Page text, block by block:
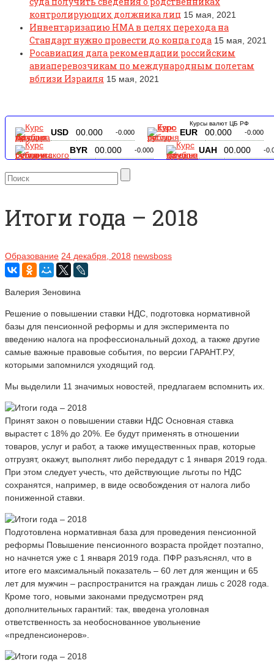
контролирующих должника лиц 15 мая, 2021
Инвентаризацию НМА в целях перехода на
Стандарт нужно провести до конца года 15 мая, 2021
Росавиация дала рекомендации российским
авиаперевозчикам по международным полетам
вблизи Израиля 15 мая, 2021
Курсы валют ЦБ РФ
USD 00.000 -0.000 EUR 00.000 -0.000
BYR 00.000 -0.000 UAH 00.000 -
Итоги года – 2018
Образование 24 декабря, 2018 newsboss
Валерия Зеновина
Решение о повышении ставки НДС, подготовка нормативной
базы для пенсионной реформы и для эксперимента по
введению налога на профессиональный доход, а также другие
самые важные правовые события, по версии ГАРАНТ.РУ,
которыми запомнился уходящий год.
Мы выделили 11 значимых новостей, предлагаем вспомнить их.
Принят закон о повышении ставки НДС Основная ставка
вырастет с 18% до 20%. Ее будут применять в отношении
товаров, услуг и работ, а также имущественных прав, которые
отгрузят, окажут, выполнят либо передадут с 1 января 2019 года.
При этом следует учесть, что действующие льготы по НДС
сохранятся, например, в виде освобождения от налога либо
пониженной ставки.
Подготовлена нормативная база для проведения пенсионной
реформы Повышение пенсионного возраста пройдет поэтапно,
но начнется уже с 1 января 2019 года. ПФР разъяснял, что в
итоге его максимальный показатель – 60 лет для женщин и 65
лет для мужчин – распространится на граждан лишь с 2028 года.
Кроме того, новыми законами предусмотрен ряд
дополнительных гарантий: так, введена уголовная
ответственность за необоснованное увольнение
«предпенсионеров».